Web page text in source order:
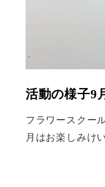
活動の様子9
フラワースクー
月はお楽しみけ